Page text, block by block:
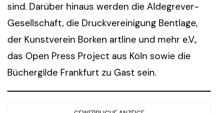
sind. Darüber hinaus werden die Aldegrever-
Gesellschaft, die Druckvereinigung Bentlage,
der Kunstverein Borken artline und mehr e.V.,
das Open Press Project aus Köln sowie die
Büchergilde Frankfurt zu Gast sein.